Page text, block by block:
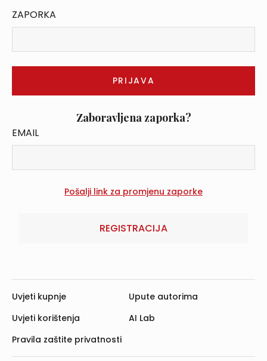
ZAPORKA
Zaboravljena zaporka?
EMAIL
REGISTRACIJA
Uvjeti kupnje
Uvjeti korištenja
Pravila zaštite privatnosti
Upute autorima
AI Lab